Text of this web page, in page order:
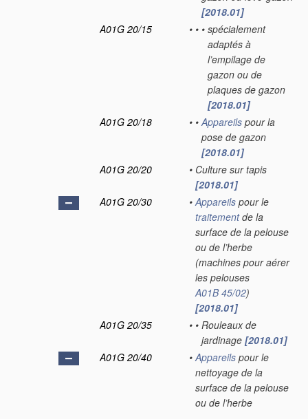
[2018.01]
A01G 20/15
• • • spécialement
adaptés à
l’empilage de
gazon ou de
plaques de gazon
[2018.01]
A01G 20/18
• • Appareils pour la
pose de gazon
[2018.01]
A01G 20/20
• Culture sur tapis
[2018.01]
A01G 20/30
• Appareils pour le
traitementde la
surface de la pelouse
ou de l’herbe
(machines pour aérer
les pelouses
A01B 45/02)
[2018.01]
A01G 20/35
• • Rouleaux de
jardinage [2018.01]
A01G 20/40
• Appareils pour le
nettoyage de la
surface de la pelouse
ou de l’herbe